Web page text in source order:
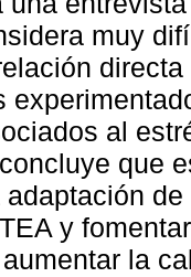
muy
al
que
y
la